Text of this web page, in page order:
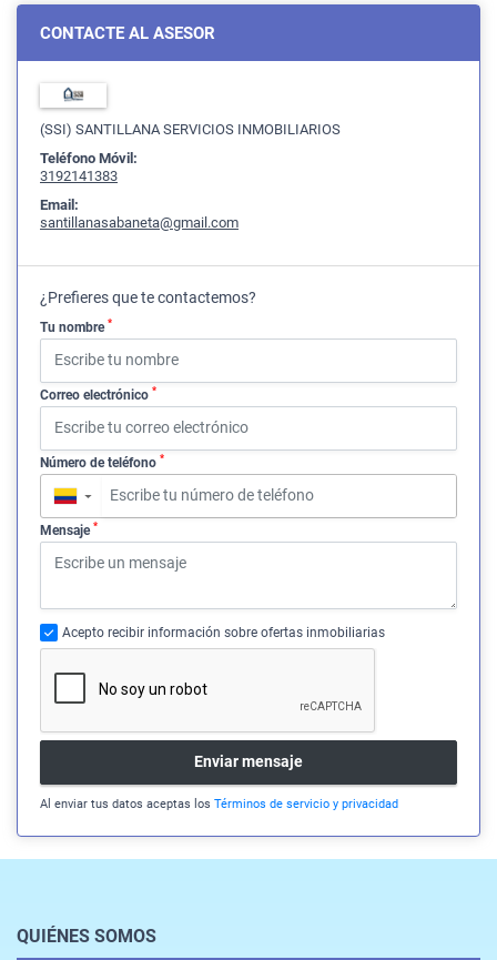
CONTACTE AL ASESOR
(SSI) SANTILLANA SERVICIOS INMOBILIARIOS
Teléfono Móvil:
3192141383
Email:
santillanasabaneta@gmail.com
¿Prefieres que te contactemos?
Tu nombre *
Correo electrónico *
Número de teléfono *
▼
Mensaje *
Acepto recibir información sobre ofertas inmobiliarias
Enviar mensaje
Al enviar tus datos aceptas los Términos de servicio y privacidad
QUIÉNES SOMOS